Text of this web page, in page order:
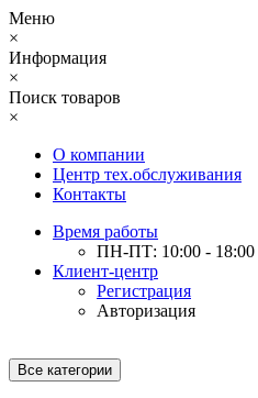
Меню
×
Информация
×
Поиск товаров
×
О компании
Центр тех.обслуживания
Контакты
Время работы
ПН-ПТ: 10:00 - 18:00
Клиент-центр
Регистрация
Авторизация
Все категории